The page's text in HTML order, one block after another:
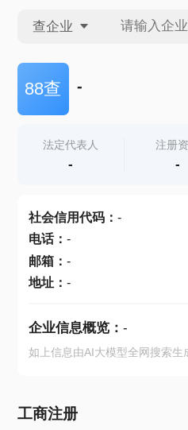
查企业
查企业
查产地
88查 -
法定代表人
-
注册
-
社会信用代码： -
电话： -
邮箱： -
地址： -
企业信息概览： -
如上信息由AI大模型全网搜索生
工商注册